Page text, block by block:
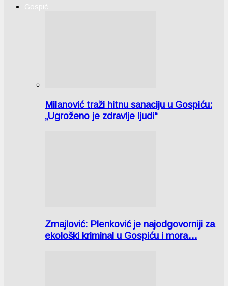
Gospić
Milanović traži hitnu sanaciju u Gospiću:
„Ugroženo je zdravlje ljudi“
Zmajlović: Plenković je najodgovorniji za
ekološki kriminal u Gospiću i mora…